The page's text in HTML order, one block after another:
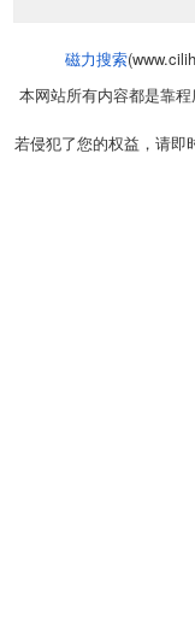
磁力搜索
本网站所有内容都是靠
若侵犯了您的权益，请即